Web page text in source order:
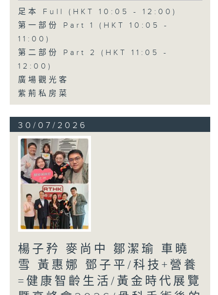
足本 Full (HKT 10:05 - 12:00)
第一部份 Part 1 (HKT 10:05 -
11:00)
第二部份 Part 2 (HKT 11:05 -
12:00)
廣場觀光客
紫荊私房菜
30/07/2026
楊子矜 麥尚中 鄒潔瑜 車曉
雪 黃惠娜 鄧子平/科技+營養
=健康智齡生活/黃金時代展覽